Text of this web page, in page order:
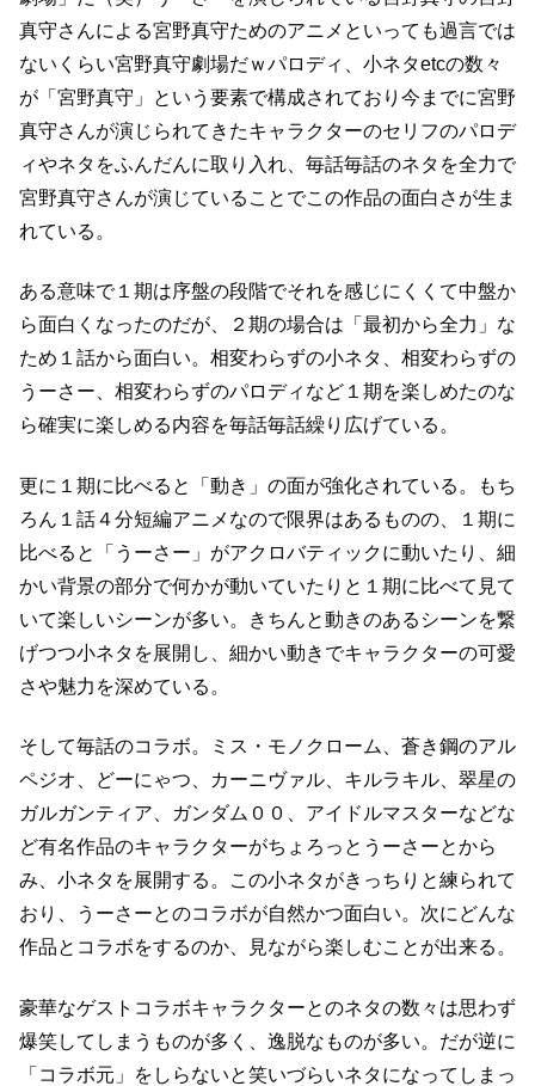
真守さんによる宮野真守ためのアニメといっても過言では
ないくらい宮野真守劇場だｗパロディ、小ネタetcの数々
が「宮野真守」という要素で構成されており 今までに宮野
真守さんが演じられてきたキャラクターのセリフのパロデ
ィやネタをふんだんに取り入れ、 毎話毎話のネタを全力で
宮野真守さんが演じていることでこの作品の面白さが生ま
れている。
ある意味で１期は序盤の段階でそれを感じにくくて中盤か
ら面白くなったのだが、
２期の場合は「最初から全力」な
ため１話から面白い。 相変わらずの小ネタ、相変わらずの
うーさー、相変わらずのパロディなど １期を楽しめたのな
ら確実に楽しめる内容を毎話毎話繰り広げている。
更に１期に比べると「動き」の面が強化されている。
もち
ろん１話４分短編アニメなので限界はあるものの、
１期に
比べると「うーさー」がアクロバティックに動いたり、 細
かい背景の部分で何かが動いていたりと１期に比べて見て
いて楽しいシーンが多い。
きちんと動きのあるシーンを繋
げつつ小ネタを展開し、 細かい動きでキャラクターの可愛
さや魅力を深めている。
そして毎話のコラボ。
ミス・モノクローム、蒼き鋼のアル
ペジオ、どーにゃつ、カーニヴァル、 キルラキル、翠星の
ガルガンティア、ガンダム００、アイドルマスターなどな
ど有名作品のキャラクターがちょろっとうーさーとから
み、小ネタを展開する。
この小ネタがきっちりと練られて
おり、うーさーとのコラボが自然かつ面白い。 次にどんな
作品とコラボをするのか、見ながら楽しむことが出来る。
豪華なゲストコラボキャラクターとのネタの数々は思わず
爆笑してしまうものが多く、逸脱なものが多い。 だが逆に
「コラボ元」をしらないと笑いづらいネタになってしまっ